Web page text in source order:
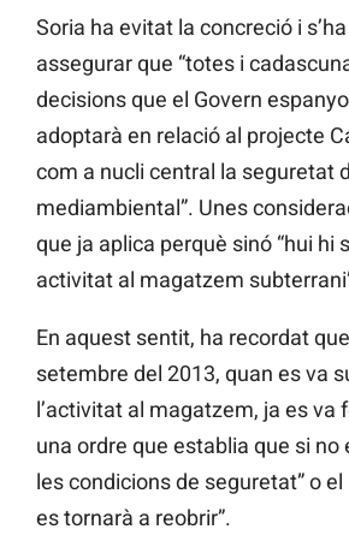
Soria ha evitat la concreció i
assegurar que “totes i
decisions que el Govern
adoptarà en relació al projecte
com a nucli central la seguretat
mediambiental”. Unes
que ja aplica perquè sinó “hui hi
activitat al magatzem
En aquest sentit, ha recordat
setembre del 2013, quan es va
l’activitat al magatzem, ja es va
una ordre que establia que si no
les condicions de seguretat” o
es tornarà a reobrir”.